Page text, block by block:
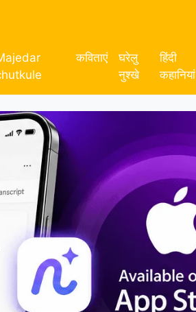
कविताएं
घरेलु
नुश्खे
हिंदी
कहानियां